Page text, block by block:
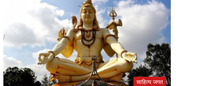
साहित्य जगत